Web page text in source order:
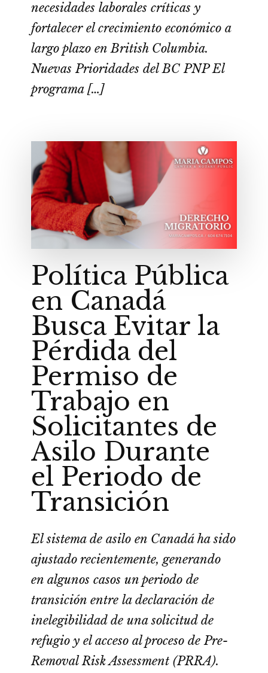
necesidades laborales críticas y
fortalecer el crecimiento económico a
largo plazo en British Columbia.
Nuevas Prioridades del BC PNP El
programa […]
Política Pública
en Canadá
Busca Evitar la
Pérdida del
Permiso de
Trabajo en
Solicitantes de
Asilo Durante
el Periodo de
Transición
El sistema de asilo en Canadá ha sido
ajustado recientemente, generando
en algunos casos un periodo de
transición entre la declaración de
inelegibilidad de una solicitud de
refugio y el acceso al proceso de Pre-
Removal Risk Assessment (PRRA).